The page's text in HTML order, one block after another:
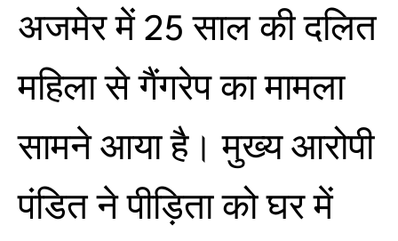
अजमेर में 25 साल की दलित
महिला से गैंगरेप का मामला
सामने आया है। मुख्य आरोपी
पंडित ने पीड़िता को घर में